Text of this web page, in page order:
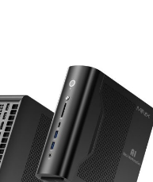
อครบครัน ดีไ